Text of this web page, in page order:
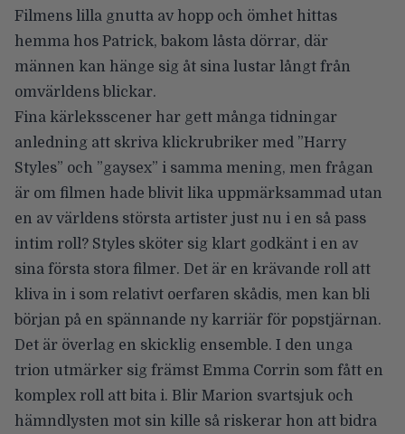
Filmens lilla gnutta av hopp och ömhet hittas
hemma hos Patrick, bakom låsta dörrar, där
männen kan hänge sig åt sina lustar långt från
omvärldens blickar.
Fina kärleksscener har gett många tidningar
anledning att skriva klickrubriker med ”Harry
Styles” och ”gaysex” i samma mening, men frågan
är om filmen hade blivit lika uppmärksammad utan
en av världens största artister just nu i en så pass
intim roll? Styles sköter sig klart godkänt i en av
sina första stora filmer. Det är en krävande roll att
kliva in i som relativt oerfaren skådis, men kan bli
början på en spännande ny karriär för popstjärnan.
Det är överlag en skicklig ensemble. I den unga
trion utmärker sig främst Emma Corrin som fått en
komplex roll att bita i. Blir Marion svartsjuk och
hämndlysten mot sin kille så riskerar hon att bidra